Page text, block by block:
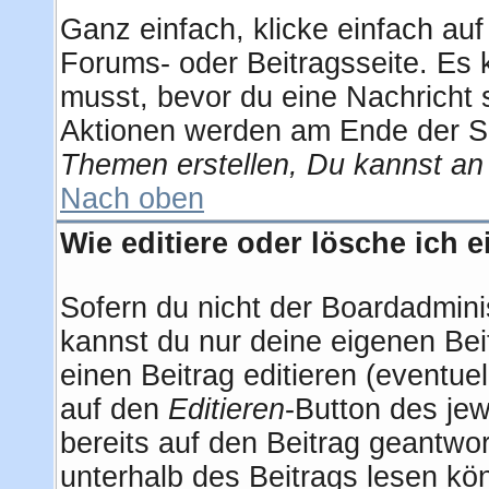
Ganz einfach, klicke einfach
Forums- oder Beitragsseite.
musst, bevor du eine Nachricht
Aktionen werden am Ende der
Themen erstellen, Du kannst
Nach oben
Wie editiere oder lösche ich
Sofern du nicht der
kannst du nur deine eigenen
einen Beitrag editieren
auf den Editieren-Button des
bereits auf den Beitrag
unterhalb des Beitrags lesen